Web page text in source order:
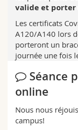
valide et porter
Les certificats
A120/A140 lors
porteront un
journée une fois
Séance
online
Nous nous
campus!